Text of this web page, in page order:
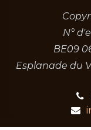
N°
BE09
Esplanade du